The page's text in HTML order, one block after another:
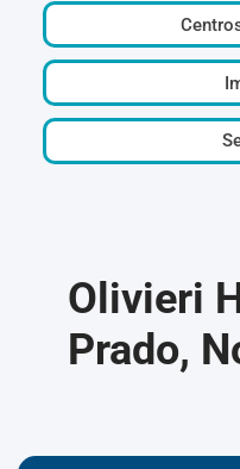
Olivieri
Prado,